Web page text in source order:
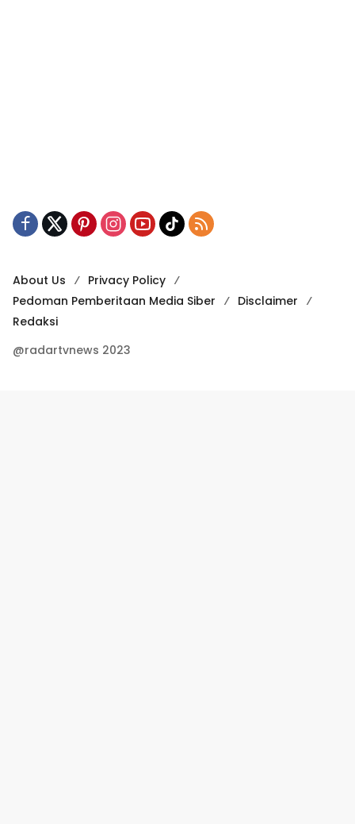
About Us
Privacy Policy
Pedoman Pemberitaan Media Siber
Disclaimer
Redaksi
@radartvnews 2023